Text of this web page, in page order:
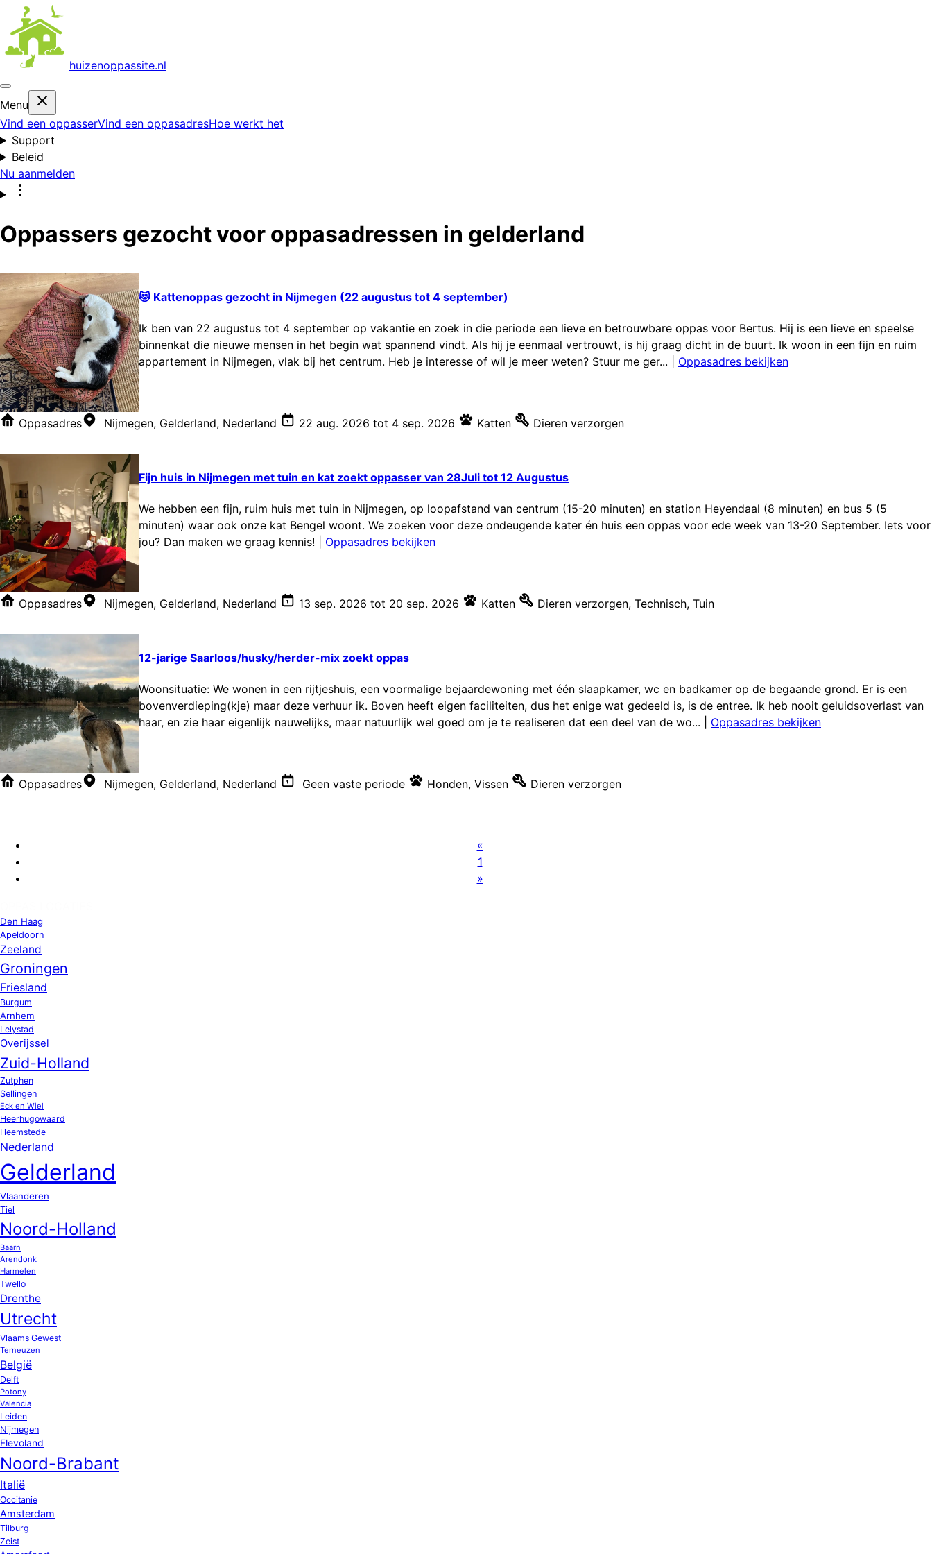
huizenoppassite.nl
Menu
Vind een oppasserVind een oppasadresHoe werkt het
Support
Beleid
Nu aanmelden
Oppassers gezocht voor oppasadressen in gelderland
😻 Kattenoppas gezocht in Nijmegen (22 augustus tot 4 september)
Ik ben van 22 augustus tot 4 september op vakantie en zoek in die periode een lieve en betrouwbare oppas voor Bertus. Hij is een lieve en speelse
binnenkat die nieuwe mensen in het begin wat spannend vindt. Als hij je eenmaal vertrouwt, is hij graag dicht in de buurt. Ik woon in een fijn en ruim
appartement in Nijmegen, vlak bij het centrum. Heb je interesse of wil je meer weten? Stuur me ger...
Oppasadres bekijken
Oppasadres Nijmegen, Gelderland, Nederland 22 aug. 2026 tot 4 sep. 2026 Katten Dieren verzorgen
Fijn huis in Nijmegen met tuin en kat zoekt oppasser van 28Juli tot 12 Augustus
We hebben een fijn, ruim huis met tuin in Nijmegen, op loopafstand van centrum (15-20 minuten) en station Heyendaal (8 minuten) en bus 5 (5
minuten) waar ook onze kat Bengel woont. We zoeken voor deze ondeugende kater én huis een oppas voor ede week van 13-20 September. Iets voor
jou? Dan maken we graag kennis!
Oppasadres bekijken
Oppasadres Nijmegen, Gelderland, Nederland 13 sep. 2026 tot 20 sep. 2026 Katten Dieren verzorgen, Technisch, Tuin
12-jarige Saarloos/husky/herder-mix zoekt oppas
Woonsituatie: We wonen in een rijtjeshuis, een voormalige bejaardewoning met één slaapkamer, wc en badkamer op de begaande grond. Er is een
bovenverdieping(kje) maar deze verhuur ik. Boven heeft eigen faciliteiten, dus het enige wat gedeeld is, is de entree. Ik heb nooit geluidsoverlast van
haar, en zie haar eigenlijk nauwelijks, maar natuurlijk wel goed om je te realiseren dat een deel van de wo...
Oppasadres bekijken
Oppasadres Nijmegen, Gelderland, Nederland Geen vaste periode Honden, Vissen Dieren verzorgen
«
1
»
Den Haag
Apeldoorn
Zeeland
Groningen
Friesland
Burgum
Arnhem
Lelystad
Overijssel
Zuid-Holland
Zutphen
Sellingen
Eck en Wiel
Heerhugowaard
Heemstede
Nederland
Gelderland
Vlaanderen
Tiel
Noord-Holland
Baarn
Arendonk
Harmelen
Twello
Drenthe
Utrecht
Vlaams Gewest
Terneuzen
België
Delft
Potony
Valencia
Leiden
Nijmegen
Flevoland
Noord-Brabant
Italië
Occitanie
Amsterdam
Tilburg
Zeist